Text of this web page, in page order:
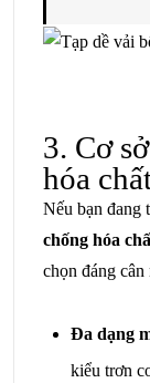
3. Cơ
hóa
Nếu bạn đang
chống hóa
chọn đáng cân
Đa dạng
kiểu trơn